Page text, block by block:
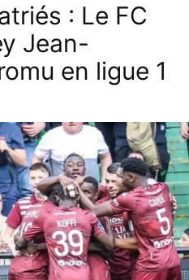
: Le FC
Jean-
en ligue 1